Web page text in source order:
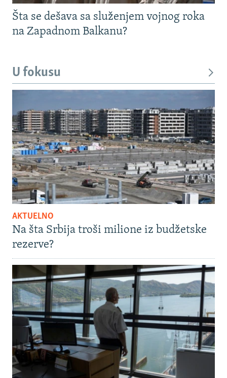
Šta se dešava sa služenjem vojnog roka
na Zapadnom Balkanu?
U fokusu
AKTUELNO
Na šta Srbija troši milione iz budžetske
rezerve?